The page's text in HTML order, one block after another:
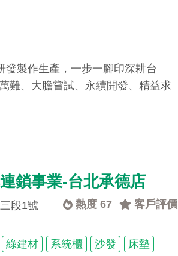
製作生產，一步一腳印深耕台
難、大膽嘗試、永續開發、精益求
鎖事業-台北承德店
熱度 67 客戶評價
段1號
綠建材 系統櫃 沙發 床墊